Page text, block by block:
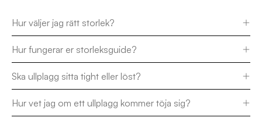
Hur väljer jag rätt storlek?
Hur fungerar er storleksguide?
Ska ullplagg sitta tight eller löst?
Hur vet jag om ett ullplagg kommer töja sig?